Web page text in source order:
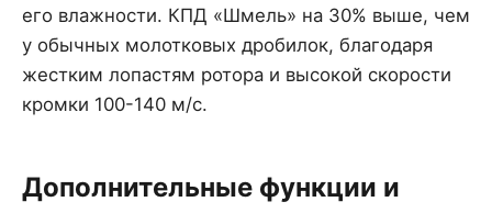
его влажности. КПД «Шмель» на 30% выше, чем
у обычных молотковых дробилок, благодаря
жестким лопастям ротора и высокой скорости
кромки 100-140 м/с.
Дополнительные функции и